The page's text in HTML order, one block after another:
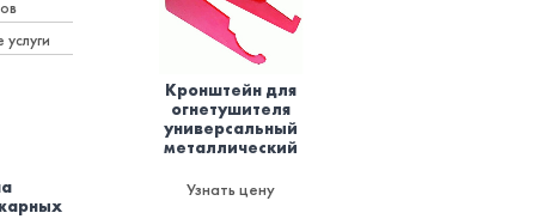
Кронштейн для
огнетушителя
универсальный
металлический
Узнать цену